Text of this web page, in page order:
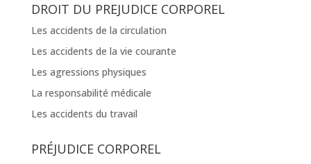
DROIT DU PREJUDICE CORPOREL
Les accidents de la circulation
Les accidents de la vie courante
Les agressions physiques
La responsabilité médicale
Les accidents du travail
PRÉJUDICE CORPOREL